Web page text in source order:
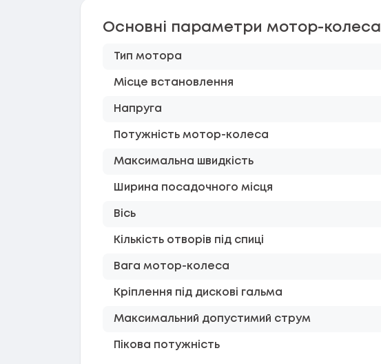
Основні параметри мотор-колеса
Тип мотора
Місце встановлення
Напруга
Потужність мотор-колеса
Максимальна швидкість
Ширина посадочного місця
Вісь
Кількість отворів під спиці
Вага мотор-колеса
Кріплення під дискові гальма
Максимальний допустимий струм
Пікова потужність